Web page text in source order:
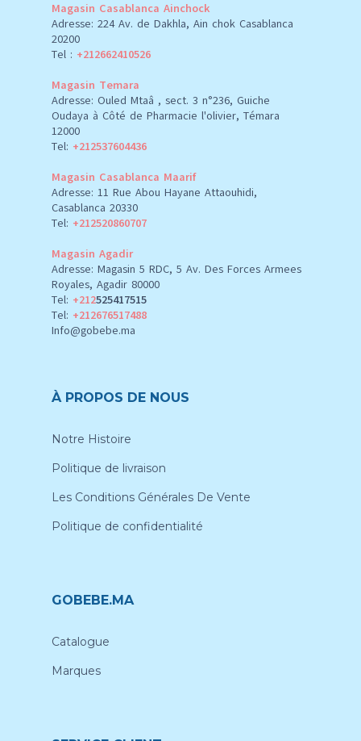
Magasin Casablanca Ainchock
Adresse: 224 Av. de Dakhla, Ain chok Casablanca
20200
Tel : +212662410526
Magasin Temara
Adresse: Ouled Mtaâ , sect. 3 n°236, Guiche
Oudaya à Côté de Pharmacie l'olivier, Témara
12000
Tel: +212537604436
Magasin Casablanca Maarif
Adresse: 11 Rue Abou Hayane Attaouhidi,
Casablanca 20330
Tel: +212520860707
Magasin Agadir
Adresse: Magasin 5 RDC, 5 Av. Des Forces Armees
Royales, Agadir 80000
Tel: +212525417515
Tel: +212676517488
Info@gobebe.ma
À PROPOS DE NOUS
Notre Histoire
Politique de livraison
Les Conditions Générales De Vente
Politique de confidentialité
GOBEBE.MA
Catalogue
Marques